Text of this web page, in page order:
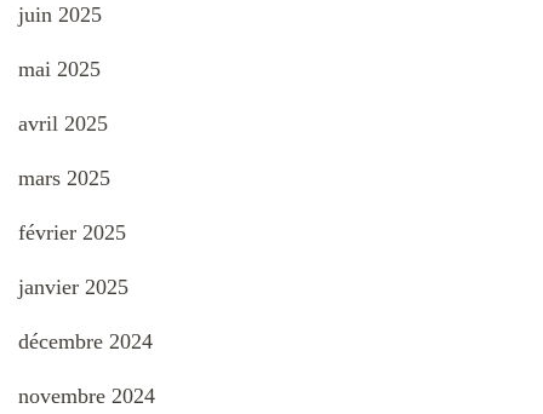
juin 2025
mai 2025
avril 2025
mars 2025
février 2025
janvier 2025
décembre 2024
novembre 2024